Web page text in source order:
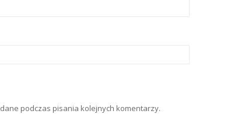
podczas pisania kolejnych komentarzy.